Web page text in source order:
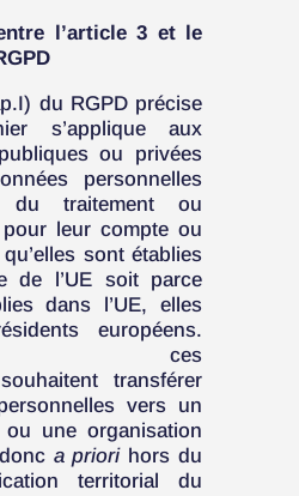
l’article 3 et le
du RGPD précise
s’applique aux
ou privées
personnelles
du traitement ou
leur compte ou
sont établies
de l’UE soit parce
dans l’UE, elles
européens.
ces
souhaitent transférer
vers un
une organisation
a priorihors du
territorial du